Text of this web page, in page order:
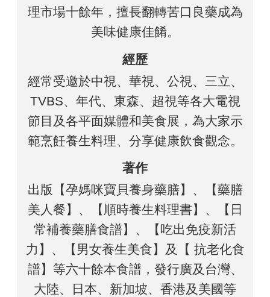
理市場十餘年，擅長翻轉苦口良藥成為
美味健康佳餚。
經歷
經常受邀於中視、華視、公視、三立、
TVBS、年代、東森、超視等各大電視
節目及各平面媒體和美食展，為大家示
範烹飪養生料理、分享健康飲食觀念。
著作
出版【孕媽咪寶貝養身藥膳】、【藥膳
美人餐】、【順時養生料理書】、【日
常補養藥膳食譜】、【吃出免疫新活
力】、【男女養生美食】及【 抗老化食
譜】等六十餘本食譜，發行廣及台灣、
大陸、日本、新加坡、香港及美國等